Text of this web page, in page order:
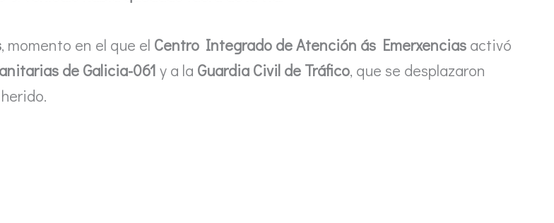
, momento en el que el Centro Integrado de Atención ás Emerxencias activó
de Galicia-061 y a la Guardia Civil de Tráfico, que se desplazaron